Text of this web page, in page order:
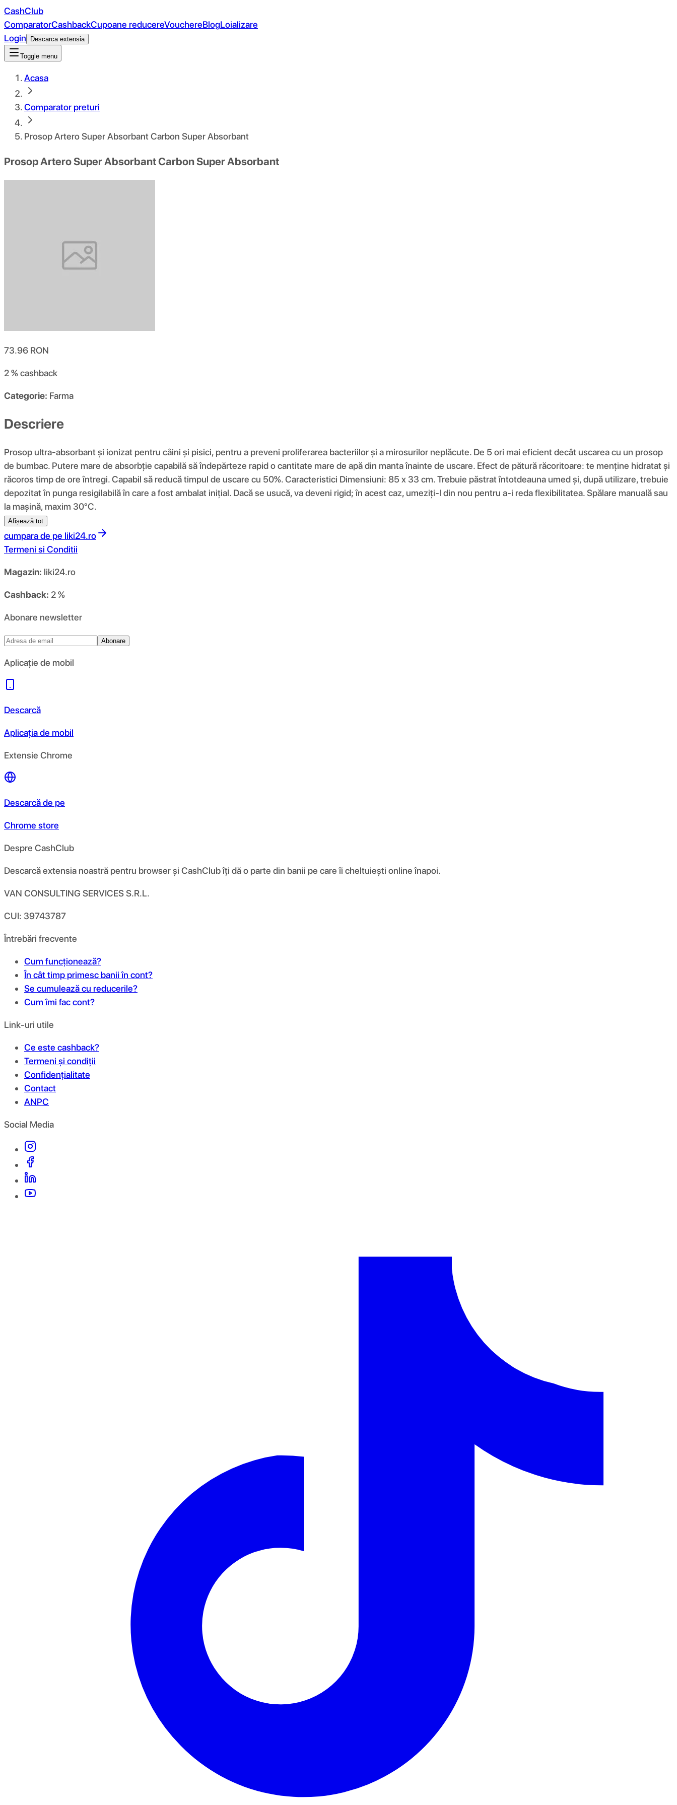
CashClub
ComparatorCashbackCupoane reducereVouchereBlogLoializare
Login
Descarca extensia
Toggle menu
Acasa
Comparator preturi
Prosop Artero Super Absorbant Carbon Super Absorbant
Prosop Artero Super Absorbant Carbon Super Absorbant
73.96 RON
2 %cashback
Categorie: Farma
Descriere
Prosop ultra-absorbant și ionizat pentru câini și pisici, pentru a preveni proliferarea bacteriilor și a mirosurilor neplăcute. De 5 ori mai eficient decât uscarea cu un prosop
de bumbac. Putere mare de absorbție capabilă să îndepărteze rapid o cantitate mare de apă din manta înainte de uscare. Efect de pătură răcoritoare: te menține hidratat și
răcoros timp de ore întregi. Capabil să reducă timpul de uscare cu 50%. Caracteristici Dimensiuni: 85 x 33 cm. Trebuie păstrat întotdeauna umed și, după utilizare, trebuie
depozitat în punga resigilabilă în care a fost ambalat inițial. Dacă se usucă, va deveni rigid; în acest caz, umeziți-l din nou pentru a-i reda flexibilitatea. Spălare manuală sau
la mașină, maxim 30°C.
Afișează tot
cumpara de pe liki24.ro
Termeni si Conditii
Magazin: liki24.ro
Cashback: 2 %
Abonare newsletter
Abonare
Aplicație de mobil
Descarcă
Aplicația de mobil
Extensie Chrome
Descarcă de pe
Chrome store
Despre CashClub
Descarcă extensia noastră pentru browser și CashClub îți dă o parte din banii pe care îi cheltuiești online înapoi.
VAN CONSULTING SERVICES S.R.L.
CUI: 39743787
Întrebări frecvente
Cum funcționează?
În cât timp primesc banii în cont?
Se cumulează cu reducerile?
Cum îmi fac cont?
Link-uri utile
Ce este cashback?
Termeni și condiții
Confidențialitate
Contact
ANPC
Social Media